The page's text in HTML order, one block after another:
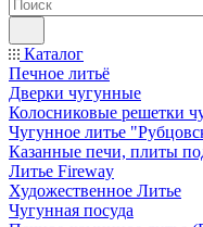
Каталог
Печное литьё
Дверки чугунные
Колосниковые решетки
Чугунное литье
Казанные печи, плиты
Литье Fireway
Художественное Литье
Чугунная посуда